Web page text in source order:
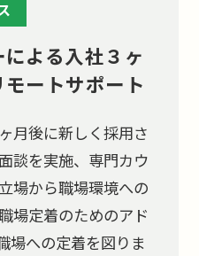
よる入社３ヶ
ートサポート
月後に新しく採用さ
談を実施、専門カウ
場から職場環境への
場定着のためのアド
場への定着を図りま